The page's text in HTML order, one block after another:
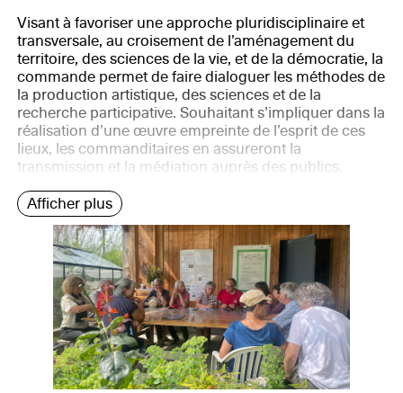
Visant à favoriser une approche pluridisciplinaire et
transversale, au croisement de l’aménagement du
territoire, des sciences de la vie, et de la démocratie, la
commande permet de faire dialoguer les méthodes de
la production artistique, des sciences et de la
recherche participative. Souhaitant s’impliquer dans la
réalisation d’une œuvre empreinte de l’esprit de ces
lieux, les commanditaires en assureront la
transmission et la médiation auprès des publics.
Afficher plus